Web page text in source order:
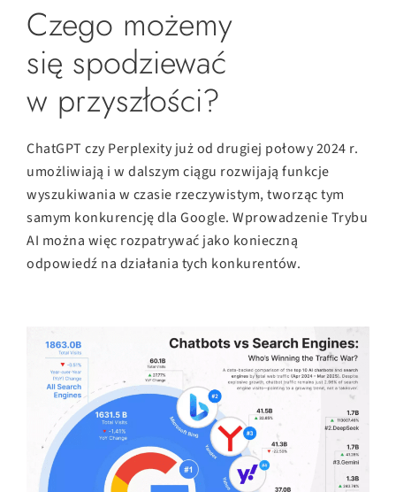
Czego możemy
się spodziewać
w przyszłości?
ChatGPT czy Perplexity już od drugiej połowy 2024 r.
umożliwiają i w dalszym ciągu rozwijają funkcje
wyszukiwania w czasie rzeczywistym, tworząc tym
samym konkurencję dla Google. Wprowadzenie Trybu
AI można więc rozpatrywać jako konieczną
odpowiedź na działania tych konkurentów.